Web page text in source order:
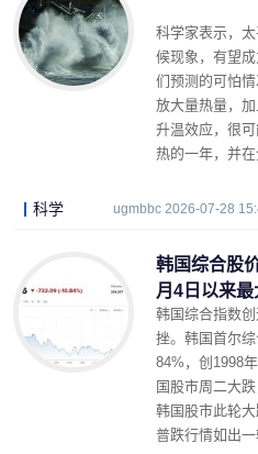
科学家表示，
候现象，有望
们预测的可怕
放大量热量，
升温效应，很
热的一年，并在
科学 ugmbbc 2026-07-28
韩国综合股
月4日以来
韩国综合指数
挫。韩国首尔
84%，创1998
国股市周二大
韩国股市此轮
普跌行情如出一